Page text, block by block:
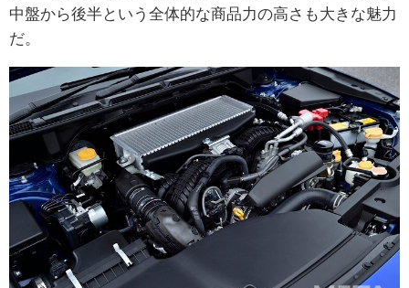
中盤から後半という全体的な商品力の高さも大きな魅力
だ。